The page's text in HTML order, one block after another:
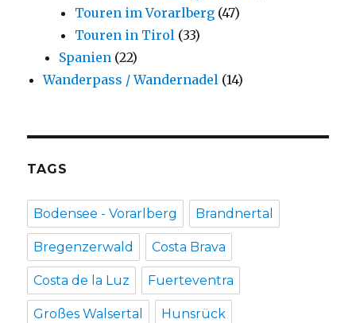
Touren im Vorarlberg (47)
Touren in Tirol (33)
Spanien (22)
Wanderpass / Wandernadel (14)
TAGS
Bodensee - Vorarlberg Brandnertal
Bregenzerwald Costa Brava
Costa de la Luz Fuerteventra
Großes Walsertal Hunsrück